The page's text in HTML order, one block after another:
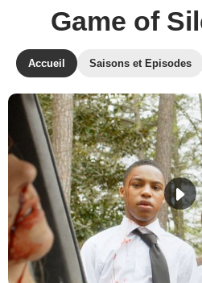
Game of
Accueil Saisons et Episodes